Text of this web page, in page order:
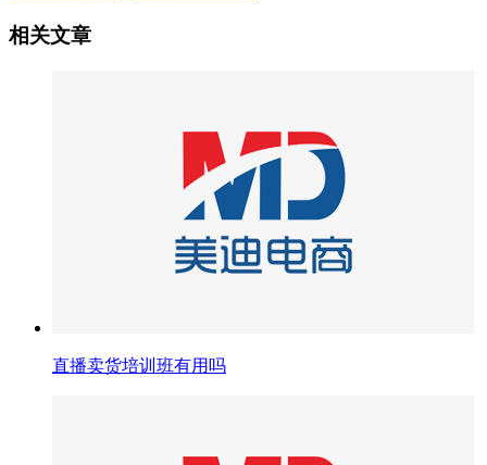
相关文章
直播卖货培训班有用吗